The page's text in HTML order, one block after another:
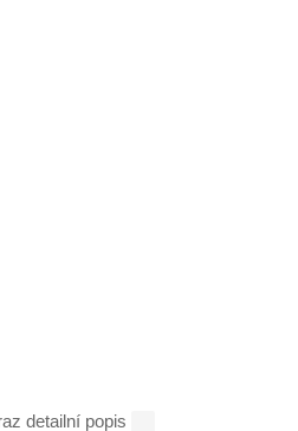
detailní popis